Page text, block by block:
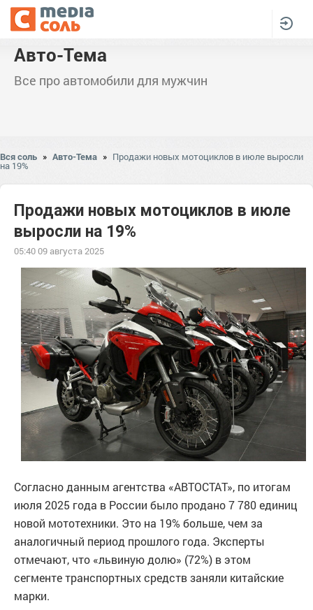
Авто-Тема
Все про автомобили для мужчин
Вся соль » Авто-Тема » Продажи новых мотоциклов в июле выросли
на 19%
Продажи новых мотоциклов в июле
выросли на 19%
05:40 09 августа 2025
Согласно данным агентства «АВТОСТАТ», по итогам
июля 2025 года в России было продано 7 780 единиц
новой мототехники. Это на 19% больше, чем за
аналогичный период прошлого года. Эксперты
отмечают, что «львиную долю» (72%) в этом
сегменте транспортных средств заняли китайские
марки.